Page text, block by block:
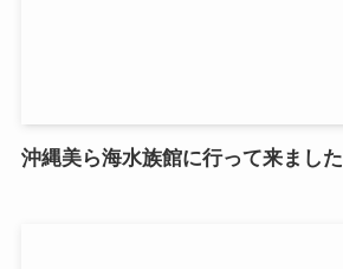
沖縄美ら海水族館に行って来ました